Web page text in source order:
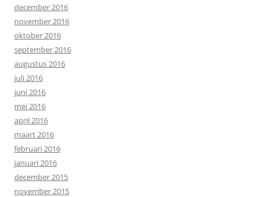
december 2016
november 2016
oktober 2016
september 2016
augustus 2016
juli 2016
juni 2016
mei 2016
april 2016
maart 2016
februari 2016
januari 2016
december 2015
november 2015